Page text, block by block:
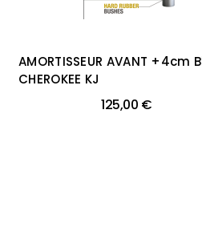
AMORTISSEUR AVANT +4cm
CHEROKEE KJ
125,00 €